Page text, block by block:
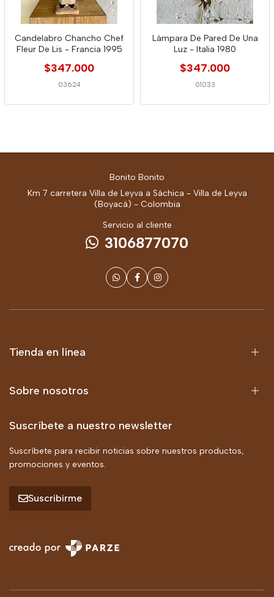
Candelabro Chancho Chef
Fleur De Lis - Francia 1995
$347.000
03624
Lámpara De Pared De Una
Luz - Italia 1980
$347.000
01033
Bonito Bonito
Km 7 carretera Villa de Leyva a Sáchica - Villa de Leyva
(Boyacá) - Colombia
Servicio al cliente
3106877070
Tienda en línea
Sobre nosotros
Suscríbete a nuestro newsletter
Suscríbete para recibir noticias sobre nuestros productos,
promociones y eventos.
Suscribirme